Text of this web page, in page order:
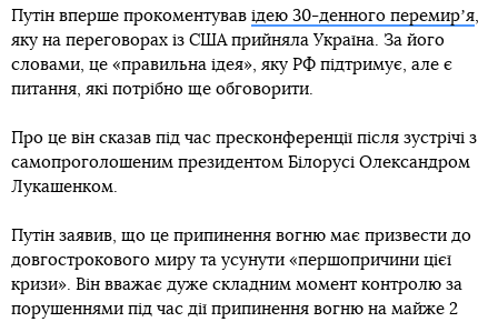
Путін вперше прокоментував ідею 30-денного перемирʼя,
яку на переговорах із США прийняла Україна. За його
словами, це «правильна ідея», яку РФ підтримує, але є
питання, які потрібно ще обговорити.
Про це він сказав під час пресконференції після зустрічі з
самопроголошеним президентом Білорусі Олександром
Лукашенком.
Путін заявив, що це припинення вогню має призвести до
довгострокового миру та усунути «першопричини цієї
кризи». Він вважає дуже складним момент контролю за
порушеннями під час дії припинення вогню на майже 2